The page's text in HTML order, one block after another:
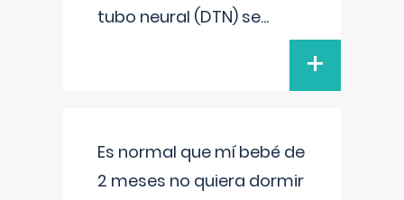
tubo neural (DTN) se...
+
Es normal que mí bebé de
2 meses no quiera dormir